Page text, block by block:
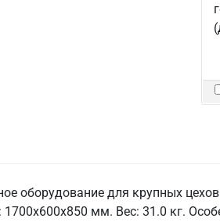
оборудование для крупных
мм. Вес: 31.0 кг.